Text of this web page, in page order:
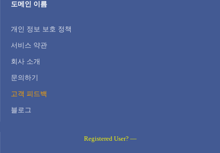
도메인 이름
개인 정보 보호 정책
서비스 약관
회사 소개
문의하기
고객 피드백
블로그
Registered User? —